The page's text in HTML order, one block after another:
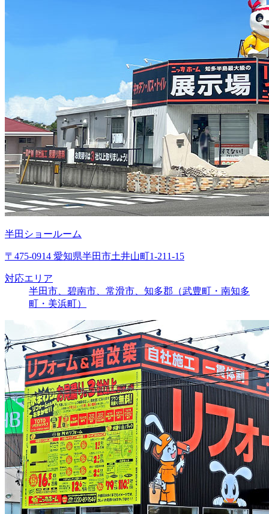
半田ショールーム
〒475-0914 愛知県半田市土井山町1-211-15
対応エリア
半田市、碧南市、常滑市、知多郡（武豊町・南知多
町・美浜町）